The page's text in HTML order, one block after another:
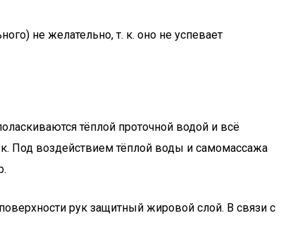
не желательно, т. к. оно не успевает
тёплой проточной водой и всё
Под воздействием тёплой воды и самомассажа
рук защитный жировой слой. В связи с